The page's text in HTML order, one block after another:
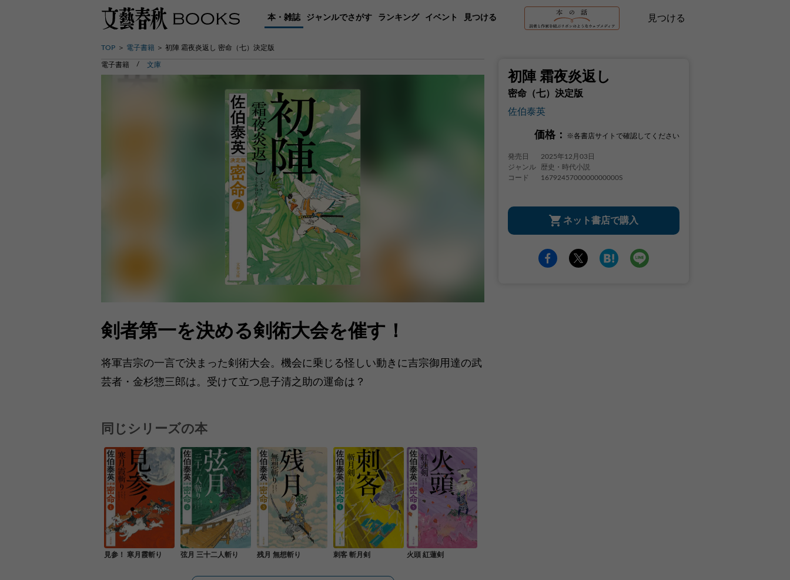
本・雑誌 ジャンルでさがす ランキング イベント 見つける 見つける
TOP 電子書籍 初陣 霜夜炎返し 密命（七）決定版
初陣 霜夜炎返し
密命（七）決定版
佐伯泰英
価格： ※各書店サイトで確認してください
発売日
2025年12月03日
ジャンル
歴史・時代小説
コード
1679245700000000000S
ネット書店で購入
電子書籍 文庫
剣者第一を決める剣術大会を催す！
将軍吉宗の一言で決まった剣術大会。機会に乗じる怪しい動きに吉宗御用達の武
芸者・金杉惣三郎は。受けて立つ息子清之助の運命は？
同じシリーズの本
見参！ 寒月霞斬り 弦月 三十二人斬り 残月 無想斬り 刺客 斬月剣 火頭 紅蓮剣